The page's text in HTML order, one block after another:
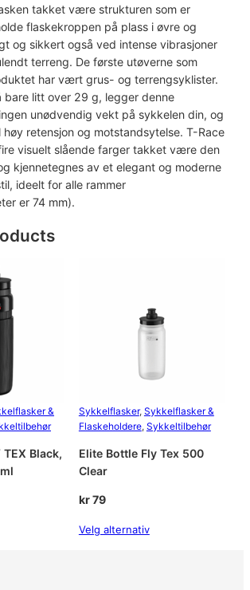
takket være strukturen som er
flaskekroppen på plass i øvre og
og sikkert også ved intense vibrasjoner
terreng. De første utøverne som
har vært grus- og terrengsyklister.
bare litt over 29 g, legger denne
unødvendig vekt på sykkelen din, og
høy retensjon og motstandsytelse. T-Race
visuelt slående farger takket være den
kjennetegnes av et elegant og moderne
ideelt for alle rammer
er 74 mm).
&
TEX Black,
Sykkelflasker, Sykkelflasker &
Flaskeholdere, Sykkeltilbehør
Elite Bottle Fly Tex 500
Clear
kr79
Velg alternativ